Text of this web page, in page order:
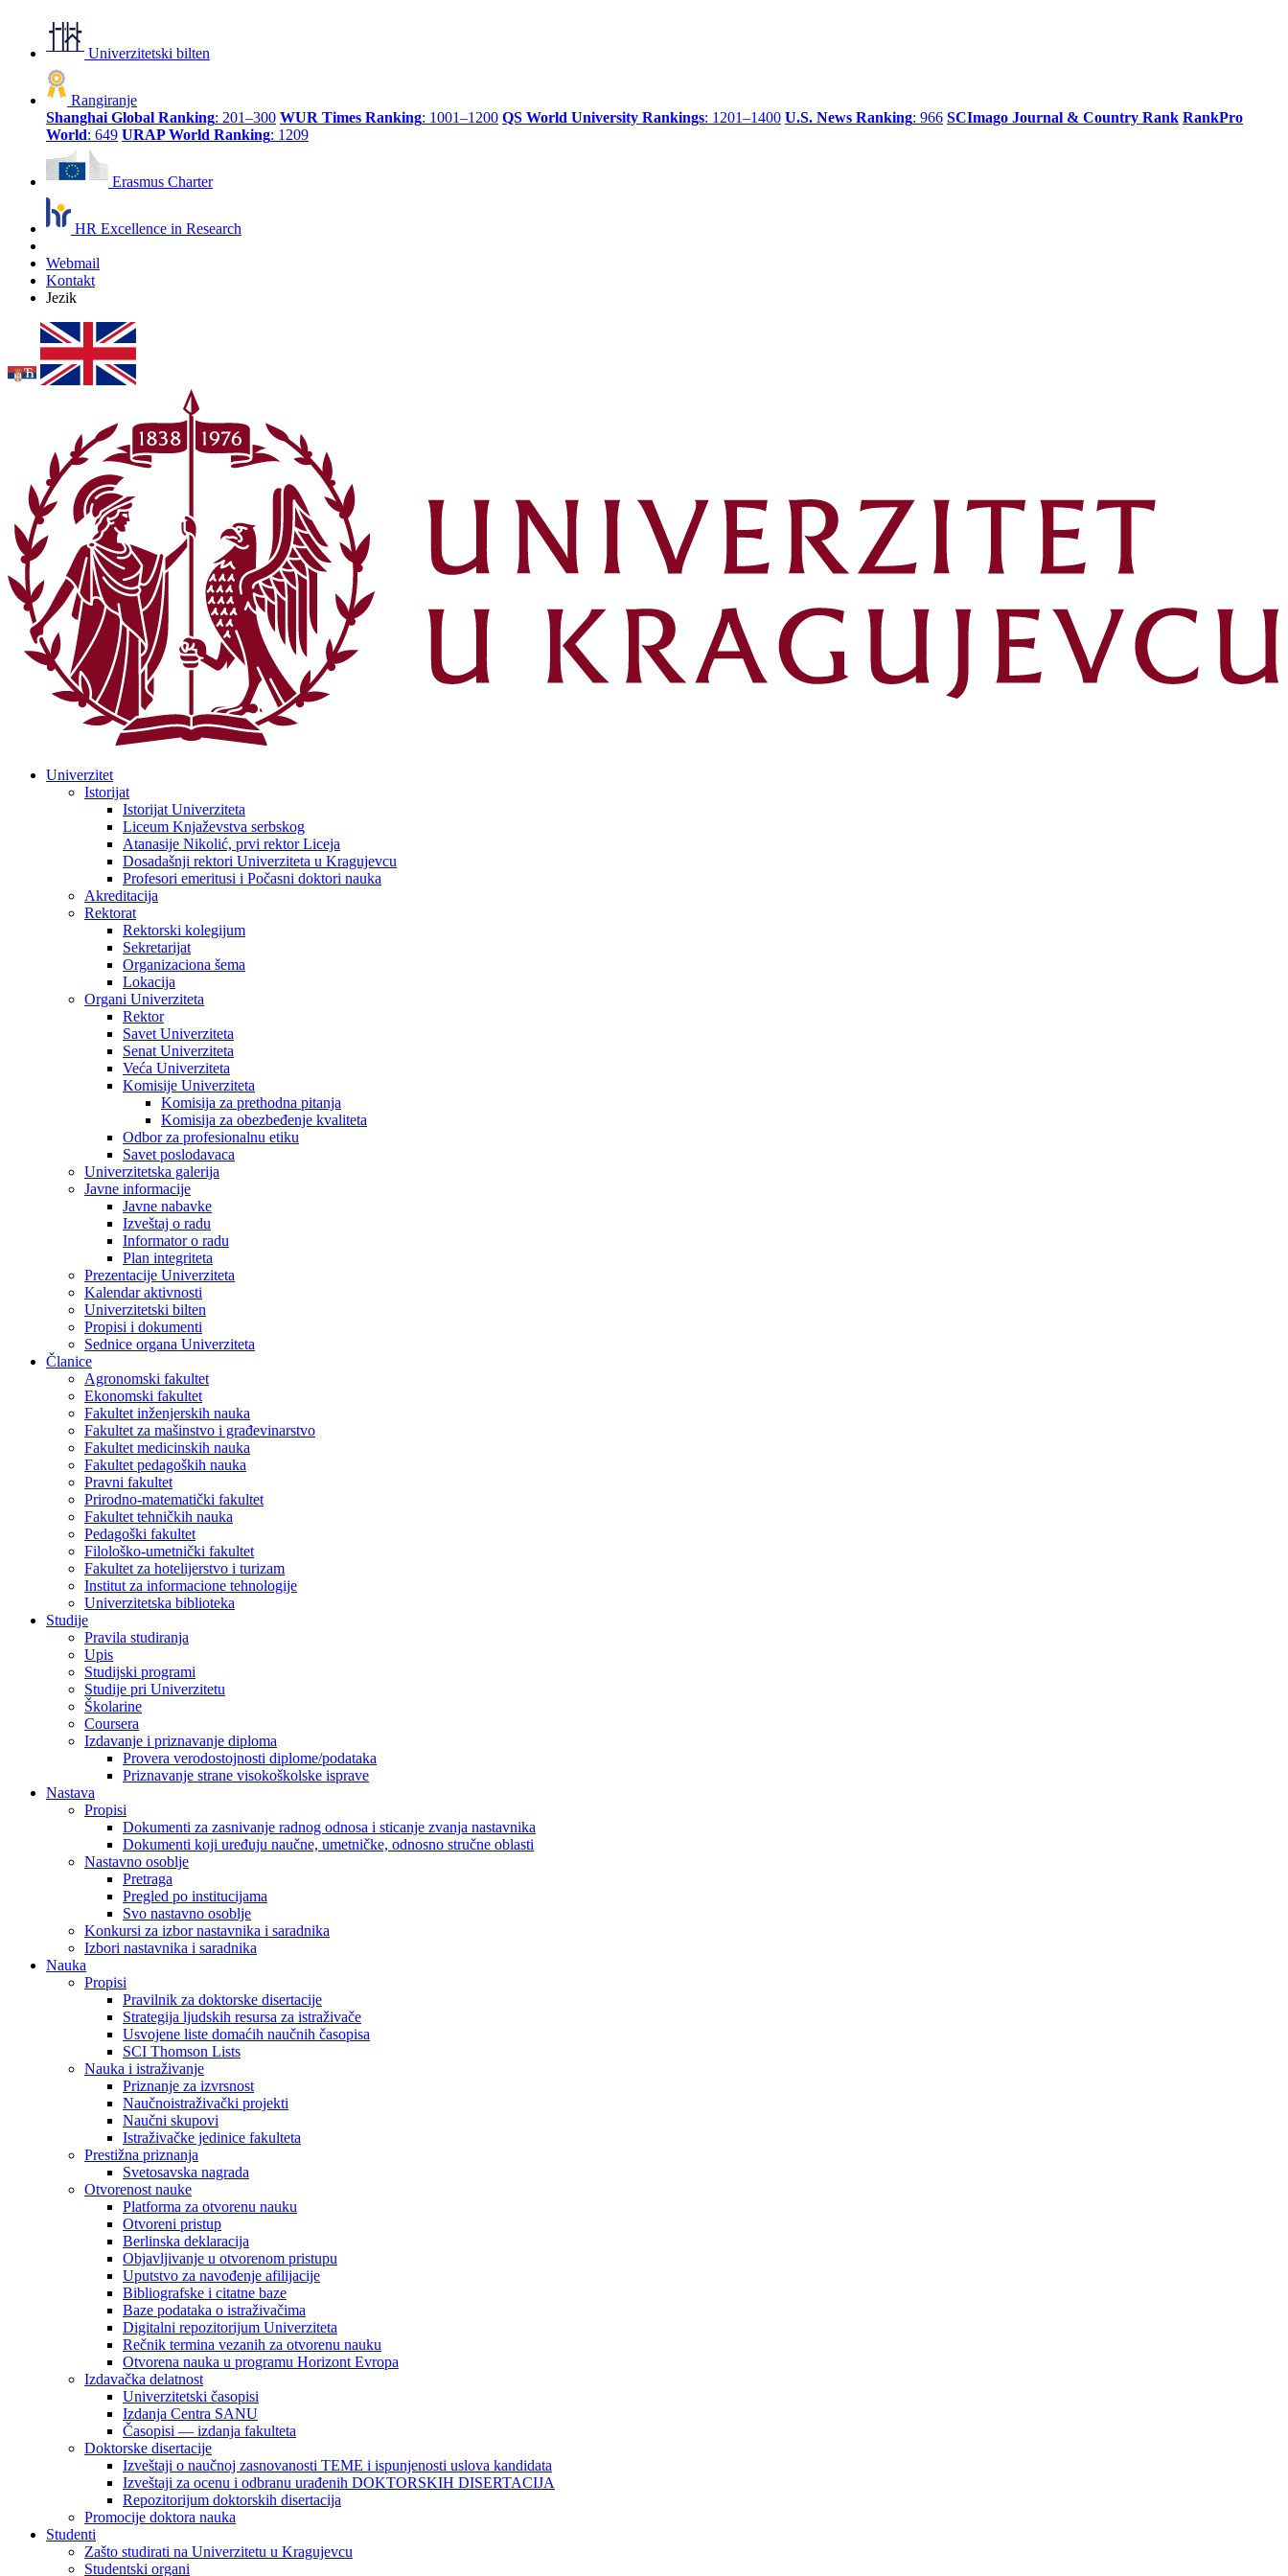
Univerzitetski bilten
Rangiranje
Shanghai Global Ranking: 201–300 WUR Times Ranking: 1001–1200 QS World University Rankings: 1201–1400 U.S. News Ranking: 966 SCImago Journal & Country Rank RankPro
World: 649 URAP World Ranking: 1209
Erasmus Charter
HR Excellence in Research
Webmail
Kontakt
Jezik
Univerzitet
Istorijat
Istorijat Univerziteta
Liceum Knjaževstva serbskog
Atanasije Nikolić, prvi rektor Liceja
Dosadašnji rektori Univerziteta u Kragujevcu
Profesori emeritusi i Počasni doktori nauka
Akreditacija
Rektorat
Rektorski kolegijum
Sekretarijat
Organizaciona šema
Lokacija
Organi Univerziteta
Rektor
Savet Univerziteta
Senat Univerziteta
Veća Univerziteta
Komisije Univerziteta
Komisija za prethodna pitanja
Komisija za obezbeđenje kvaliteta
Odbor za profesionalnu etiku
Savet poslodavaca
Univerzitetska galerija
Javne informacije
Javne nabavke
Izveštaj o radu
Informator o radu
Plan integriteta
Prezentacije Univerziteta
Kalendar aktivnosti
Univerzitetski bilten
Propisi i dokumenti
Sednice organa Univerziteta
Članice
Agronomski fakultet
Ekonomski fakultet
Fakultet inženjerskih nauka
Fakultet za mašinstvo i građevinarstvo
Fakultet medicinskih nauka
Fakultet pedagoških nauka
Pravni fakultet
Prirodno-matematički fakultet
Fakultet tehničkih nauka
Pedagoški fakultet
Filološko-umetnički fakultet
Fakultet za hotelijerstvo i turizam
Institut za informacione tehnologije
Univerzitetska biblioteka
Studije
Pravila studiranja
Upis
Studijski programi
Studije pri Univerzitetu
Školarine
Coursera
Izdavanje i priznavanje diploma
Provera verodostojnosti diplome/podataka
Priznavanje strane visokoškolske isprave
Nastava
Propisi
Dokumenti za zasnivanje radnog odnosa i sticanje zvanja nastavnika
Dokumenti koji uređuju naučne, umetničke, odnosno stručne oblasti
Nastavno osoblje
Pretraga
Pregled po institucijama
Svo nastavno osoblje
Konkursi za izbor nastavnika i saradnika
Izbori nastavnika i saradnika
Nauka
Propisi
Pravilnik za doktorske disertacije
Strategija ljudskih resursa za istraživače
Usvojene liste domaćih naučnih časopisa
SCI Thomson Lists
Nauka i istraživanje
Priznanje za izvrsnost
Naučnoistraživački projekti
Naučni skupovi
Istraživačke jedinice fakulteta
Prestižna priznanja
Svetosavska nagrada
Otvorenost nauke
Platforma za otvorenu nauku
Otvoreni pristup
Berlinska deklaracija
Objavljivanje u otvorenom pristupu
Uputstvo za navođenje afilijacije
Bibliografske i citatne baze
Baze podataka o istraživačima
Digitalni repozitorijum Univerziteta
Rečnik termina vezanih za otvorenu nauku
Otvorena nauka u programu Horizont Evropa
Izdavačka delatnost
Univerzitetski časopisi
Izdanja Centra SANU
Časopisi — izdanja fakulteta
Doktorske disertacije
Izveštaji o naučnoj zasnovanosti TEME i ispunjenosti uslova kandidata
Izveštaji za ocenu i odbranu urađenih DOKTORSKIH DISERTACIJA
Repozitorijum doktorskih disertacija
Promocije doktora nauka
Studenti
Zašto studirati na Univerzitetu u Kragujevcu
Studentski organi